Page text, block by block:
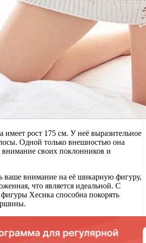
имеет рост 175 см. У неё выразительное
Одной только внешностью она
внимание своих поклонников и
ваше внимание на её шикарную фигуру,
что является идеальной. С
Хесика способна покорять